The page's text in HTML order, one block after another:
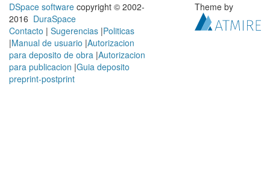
DSpace software copyright © 2002-
2016 DuraSpace
Contacto | Sugerencias |Politicas
|Manual de usuario |Autorizacion
para deposito de obra |Autorizacion
para publicacion |Guia deposito
preprint-postprint
Theme by